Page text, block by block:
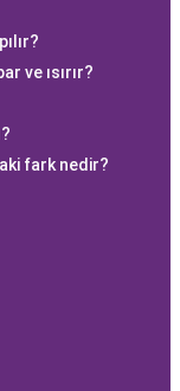
ve ısırır?
fark nedir?